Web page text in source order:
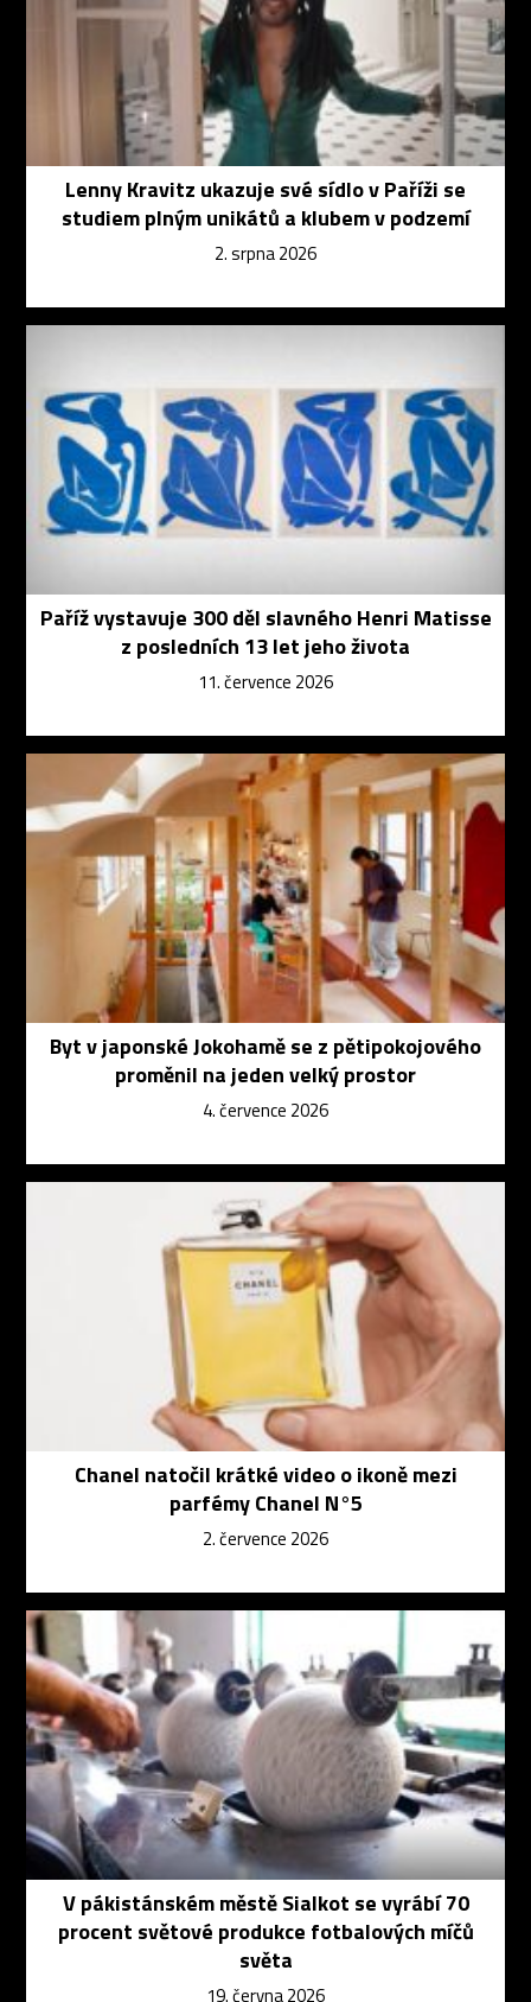
Lenny Kravitz ukazuje své sídlo v Paříži se
studiem plným unikátů a klubem v podzemí
2. srpna 2026
Paříž vystavuje 300 děl slavného Henri Matisse
z posledních 13 let jeho života
11. července 2026
Byt v japonské Jokohamě se z pětipokojového
proměnil na jeden velký prostor
4. července 2026
Chanel natočil krátké video o ikoně mezi
parfémy Chanel N°5
2. července 2026
V pákistánském městě Sialkot se vyrábí 70
procent světové produkce fotbalových míčů
světa
19. června 2026